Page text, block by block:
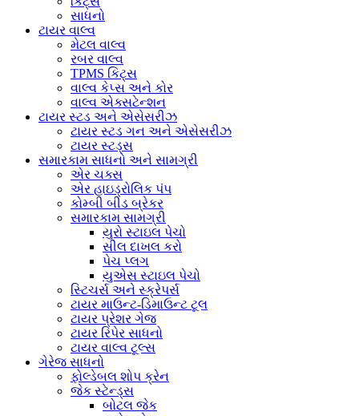
સાધનો
ટાયર વાલ્વ
મેટલ વાલ્વ
રબર વાલ્વ
TPMS કિટ્સ
વાલ્વ કેપ્સ અને કોર
વાલ્વ એક્સટેન્શન
ટાયર સ્ટડ અને એસેસરીઝ
ટાયર સ્ટડ ગન અને એસેસરીઝ
ટાયર સ્ટડ્સ
સમારકામ સાધનો અને સામગ્રી
એર ચક્સ
એર હાઇડ્રોલિક પંપ
કોમ્બી બીડ બ્રેકર
સમારકામ સામગ્રી
યુરો સ્ટાઇલ પેચો
સીલ દાખલ કરો
પેચ પ્લગ
યુએસ સ્ટાઇલ પેચો
સ્ટિચર્સ અને સ્ક્રેપર્સ
ટાયર માઉન્ટ-ડિમાઉન્ટ ટૂલ
ટાયર પ્રેશર ગેજ
ટાયર રિપેર સાધનો
ટાયર વાલ્વ ટૂલ્સ
ગેરેજ સાધનો
ફોલ્ડેબલ શોપ ક્રેન
જેક સ્ટેન્ડ્સ
બોટલ જેક